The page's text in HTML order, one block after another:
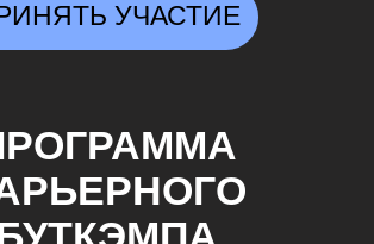
УЧАСТИЕ
и англоговорящих проектов